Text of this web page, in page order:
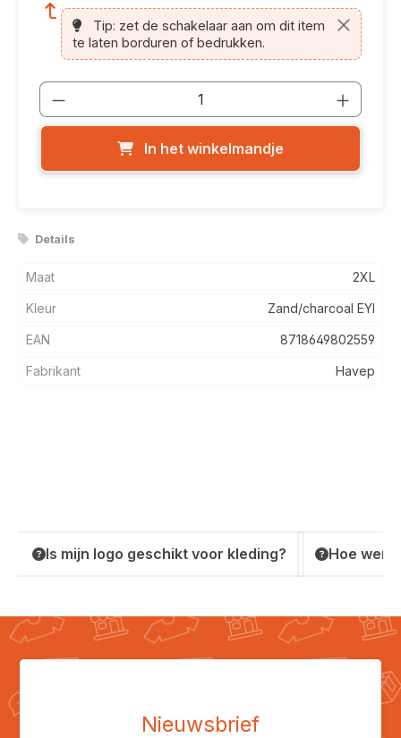
Tip: zet de schakelaar aan om dit item
te laten borduren of bedrukken.
Producthoeveelheid: Voer de
In het winkelmandje
Details
Maat 2XL
Kleur Zand/charcoal EYI
EAN 8718649802559
Fabrikant Havep
Is mijn logo geschikt voor kleding? Hoe
Nieuwsbrief